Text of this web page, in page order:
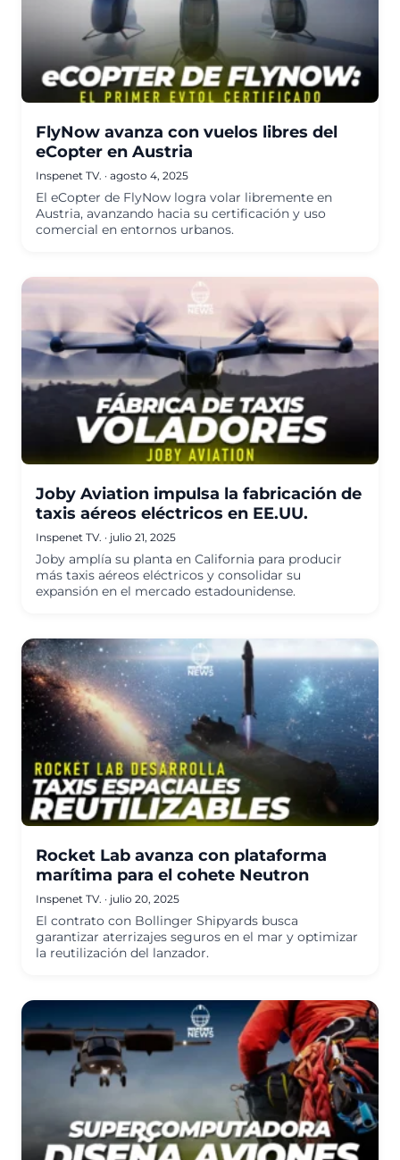
FlyNow avanza con vuelos libres del
eCopter en Austria
Inspenet TV. · agosto 4, 2025
El eCopter de FlyNow logra volar libremente en
Austria, avanzando hacia su certificación y uso
comercial en entornos urbanos.
Joby Aviation impulsa la fabricación de
taxis aéreos eléctricos en EE.UU.
Inspenet TV. · julio 21, 2025
Joby amplía su planta en California para producir
más taxis aéreos eléctricos y consolidar su
expansión en el mercado estadounidense.
Rocket Lab avanza con plataforma
marítima para el cohete Neutron
Inspenet TV. · julio 20, 2025
El contrato con Bollinger Shipyards busca
garantizar aterrizajes seguros en el mar y optimizar
la reutilización del lanzador.